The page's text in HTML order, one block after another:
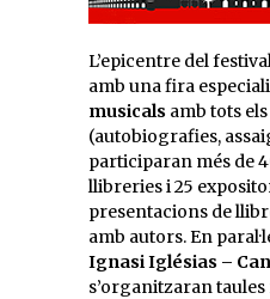
L’epicentre del
amb una fira
musicals amb tots
(autobiografies,
participaran més de
llibreries i 25
presentacions de
amb autors. En
Ignasi Iglésias –
s’organitzaran